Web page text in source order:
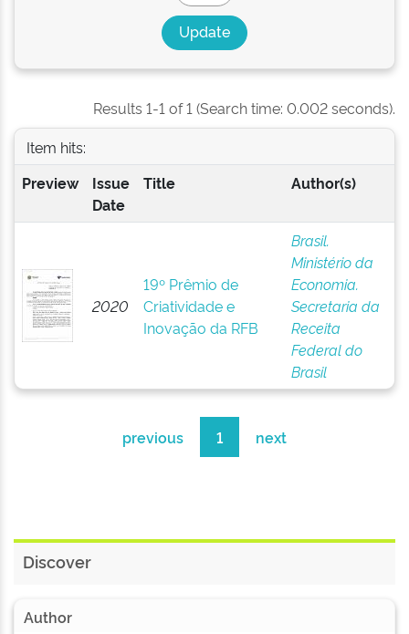
Results 1-1 of 1 (Search time: 0.002 seconds).
Item hits:
Preview
Issue
Date
Title Author(s)
2020
19º Prêmio de
Criatividade e
Inovação da RFB
Brasil.
Ministério da
Economia.
Secretaria da
Receita
Federal do
Brasil
previous 1 next
Discover
Author